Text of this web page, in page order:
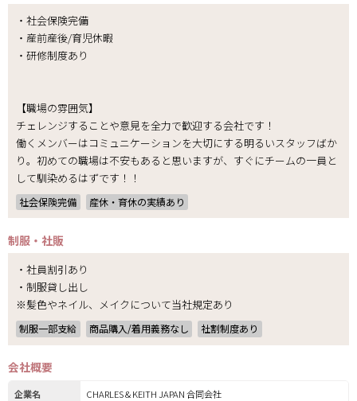
・社会保険完備
・産前産後/育児休暇
・研修制度あり
【職場の雰囲気】
チェレンジすることや意見を全力で歓迎する会社です！
働くメンバーはコミュニケーションを大切にする明るいスタッフばか
り。初めての職場は不安もあると思いますが、すぐにチームの一員と
して馴染めるはずです！！
社会保険完備 産休・育休の実績あり
制服・社販
・社員割引あり
・制服貸し出し
※髪色やネイル、メイクについて当社規定あり
制服一部支給 商品購入/着用義務なし 社割制度あり
会社概要
企業名
CHARLES & KEITH JAPAN 合同会社